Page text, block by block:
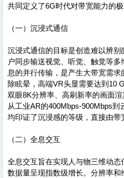
共同定义了6G时代对带宽能力的极
（一）沉浸式通信
沉浸式通信的目标是创造难以辨别
户同步输送视觉、听觉、触觉等
息的并行传输，是产生大带宽需
除眩晕，高端VR头显需要达到10
双眼8K分辨率、高刷新率的画面渲
从工业AR的400Mbps-900Mbps到
均印证了沉浸感的等级，直接由带
（二）全息交互
全息交互旨在实现人与物三维动
数据量呈现指数级增长。分辨率